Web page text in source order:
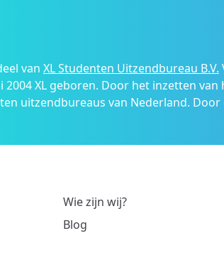
van XL Studenten Uitzendbureau B.V.
XL geboren. Door het inzetten
uitzendbureaus van Nederland.
Wie zijn wij?
Blog